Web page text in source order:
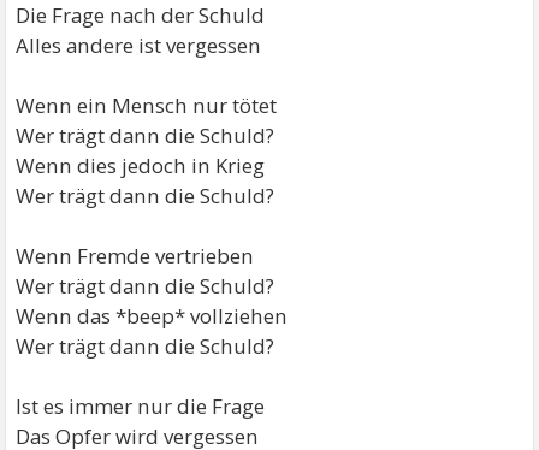
Die Frage nach der Schuld
Alles andere ist vergessen
Wenn ein Mensch nur tötet
Wer trägt dann die Schuld?
Wenn dies jedoch in Krieg
Wer trägt dann die Schuld?
Wenn Fremde vertrieben
Wer trägt dann die Schuld?
Wenn das *beep* vollziehen
Wer trägt dann die Schuld?
Ist es immer nur die Frage
Das Opfer wird vergessen